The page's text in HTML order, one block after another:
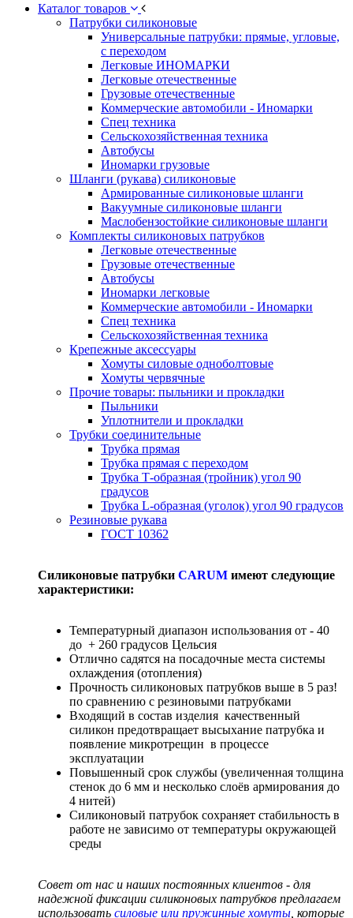
Каталог товаров
Патрубки силиконовые
Универсальные патрубки: прямые, угловые,
с переходом
Легковые ИНОМАРКИ
Легковые отечественные
Грузовые отечественные
Коммерческие автомобили - Иномарки
Спец техника
Сельскохозяйственная техника
Автобусы
Иномарки грузовые
Шланги (рукава) силиконовые
Армированные силиконовые шланги
Вакуумные силиконовые шланги
Маслобензостойкие силиконовые шланги
Комплекты силиконовых патрубков
Легковые отечественные
Грузовые отечественные
Автобусы
Иномарки легковые
Коммерческие автомобили - Иномарки
Спец техника
Сельскохозяйственная техника
Крепежные аксессуары
Хомуты силовые одноболтовые
Хомуты червячные
Прочие товары: пыльники и прокладки
Пыльники
Уплотнители и прокладки
Трубки соединительные
Трубка прямая
Трубка прямая с переходом
Трубка Т-образная (тройник) угол 90
градусов
Трубка L-образная (уголок) угол 90 градусов
Резиновые рукава
ГОСТ 10362
Силиконовые патрубки CARUM имеют следующие
характеристики:
Температурный диапазон использования от - 40
до + 260 градусов Цельсия
Отлично садятся на посадочные места системы
охлаждения (отопления)
Прочность силиконовых патрубков выше в 5 раз!
по сравнению с резиновыми патрубками
Входящий в состав изделия качественный
силикон предотвращает высыхание патрубка и
появление микротрещин в процессе
эксплуатации
Повышенный срок службы (увеличенная толщина
стенок до 6 мм и несколько слоёв армирования до
4 нитей)
Силиконовый патрубок сохраняет стабильность в
работе не зависимо от температуры окружающей
среды
Совет от нас и наших постоянных клиентов - для
надежной фиксации силиконовых патрубков предлагаем
использовать силовые или пружинные хомуты , которые